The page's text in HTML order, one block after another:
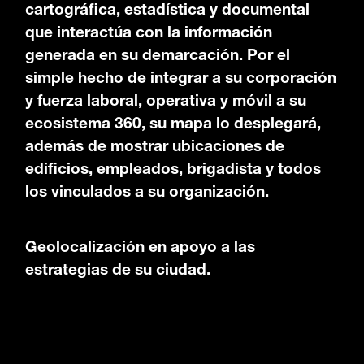
cartográfica, estadística y documental
que interactúa con la información
generada en su demarcación. Por el
simple hecho de integrar a su corporación
y fuerza laboral, operativa y móvil a su
ecosistema 360, su mapa lo desplegará,
además de mostrar ubicaciones de
edificios, empleados, brigadista y todos
los vinculados a su organización.
Geolocalización en apoyo a las
estrategias de su ciudad.